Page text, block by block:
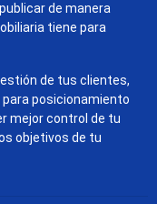
de manera
tiene para
de tus clientes,
posicionamiento
mejor control de tu
objetivos de tu